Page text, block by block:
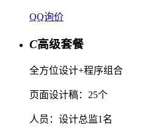
QQ询价
C高级套餐
全方位设计+程序组合
页面设计稿：25个
人员：设计总监1名